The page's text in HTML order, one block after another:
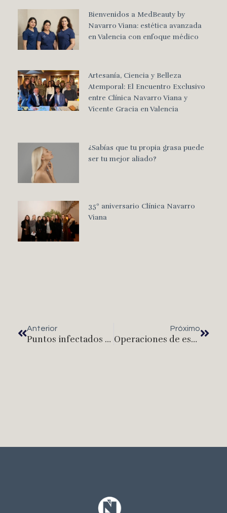
Bienvenidos a MedBeauty by
Navarro Viana: estética avanzada
en Valencia con enfoque médico
Artesanía, Ciencia y Belleza
Atemporal: El Encuentro Exclusivo
entre Clínica Navarro Viana y
Vicente Gracia en Valencia
¿Sabías que tu propia grasa puede
ser tu mejor aliado?
35º aniversario Clínica Navarro
Viana
Anterior
Puntos infectados tras una cirugía
Próximo
Operaciones de estética en la transexualidad o cambio de sexo